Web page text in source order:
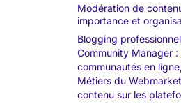
Modération de
importance et
Blogging
Community Manager
communautés en ligne,
Métiers du
contenu sur les